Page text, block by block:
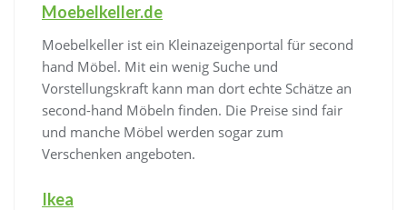
Moebelkeller.de
Moebelkeller ist ein Kleinazeigenportal für second
hand Möbel. Mit ein wenig Suche und
Vorstellungskraft kann man dort echte Schätze an
second-hand Möbeln finden. Die Preise sind fair
und manche Möbel werden sogar zum
Verschenken angeboten.
Ikea